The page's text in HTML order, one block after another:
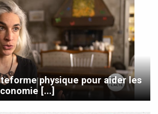
physique pour aider les
[...]